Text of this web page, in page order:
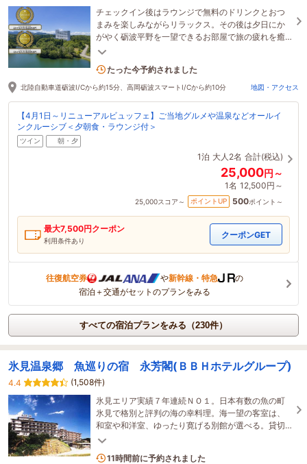
チェックイン後はラウンジで無料のドリンクとおつ
まみを楽しみながらリラックス。その後は夕日にか
がやく砺波平野を一望できるお部屋で旅の疲れを癒
す素敵な時間をお過ごし下さい。
たった今予約されました
北陸自動車道砺波I/Cから約15分、高岡砺波スマートI/Cから約10分 地図・アクセス
【4月1日～リニューアルビュッフェ】ご当地グルメや温泉などオールイ
ンクルーシブ＜夕朝食・ラウンジ付＞
ツイン 朝・夕
1泊 大人2名 合計(税込)
25,000円～
1名 12,500円～
25,000スコア～ ポイントUP 500ポイント～
最大7,500円クーポン
利用条件あり
クーポンGET
往復航空券 や新幹線・特急
の
宿泊＋交通がセットのプランをみる
すべての宿泊プランをみる（230件）
氷見温泉郷 魚巡りの宿 永芳閣(ＢＢＨホテルグループ)
4.4
(1,508件)
氷見エリア実績７年連続ＮＯ１。日本有数の魚の町
氷見で格別と評判の海の幸料理。海一望の客室は、
和室や和洋室、ゆったり寛げる別館が選べる。貸切
温泉無料等、きっと満足できるプランが想い出の旅
11時間前に予約されました